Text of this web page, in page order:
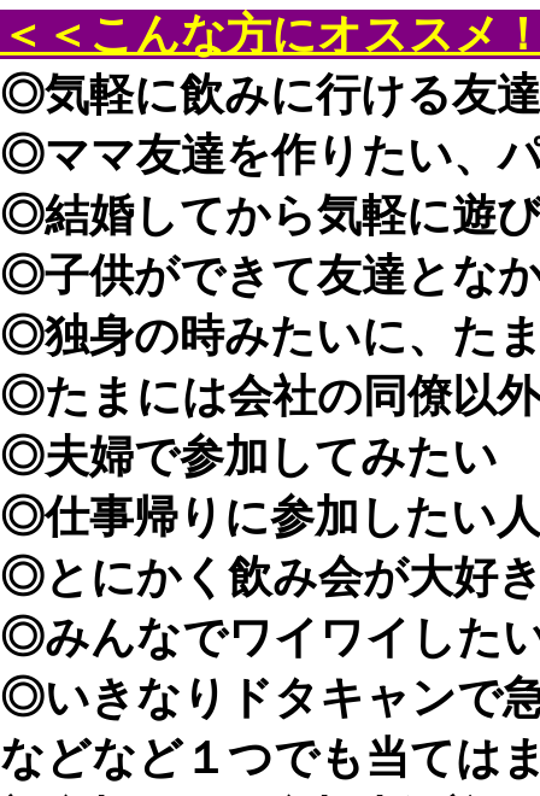
＜＜こんな方にオススメ
◎気軽に飲みに行ける友
◎ママ友達を作りたい、
◎結婚してから気軽に遊
◎子供ができて友達とな
◎独身の時みたいに、た
◎たまには会社の同僚以
◎夫婦で参加してみたい
◎仕事帰りに参加したい人
◎とにかく飲み会が大好
◎みんなでワイワイした
◎いきなりドタキャンで
などなど１つでも当ては